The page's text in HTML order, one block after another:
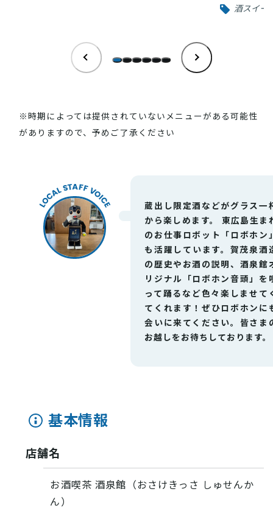
酒スイー
※時期によっては提供されていないメニューがある可能性
がありますので、予めご了承ください
蔵出し限定酒などがグラス一
から楽しめます。 東広島生ま
のお仕事ロボット「ロボホン
も活躍しています。賀茂泉酒
の歴史やお酒の説明、酒泉館
リジナル「ロボホン音頭」を
って踊るなど色々楽しませて
てくれます！ぜひロボホンに
会いに来てください。皆さま
お越しをお待ちしております。
基本情報
店舗名
お酒喫茶 酒泉館（おさけきっさ しゅせんか
ん）
酒蔵営業時間
宿泊情報
年間イベント
花の開花状況
よくある質問
観光マップダウンロード
イベント情報掲載申込フォーム
VISIT Higashihiroshima
(English site)
プライバシーポリシー
サイトポリシー
アクセシビリティ